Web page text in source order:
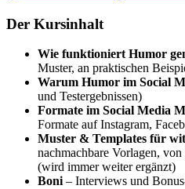
Der Kursinhalt
Wie funktioniert Humor
Muster, an praktischen
Warum Humor im Social
und Testergebnissen)
Formate im Social Media
Formate auf Instagram,
Muster & Templates für
nachmachbare Vorlagen,
(wird immer weiter ergänzt)
Boni– Interviews und